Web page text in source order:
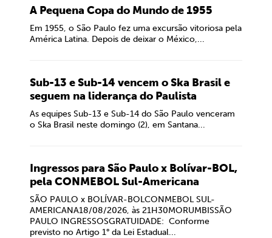
A Pequena Copa do Mundo de 1955
Em 1955, o São Paulo fez uma excursão vitoriosa pela
América Latina. Depois de deixar o México,...
Sub-13 e Sub-14 vencem o Ska Brasil e
seguem na liderança do Paulista
As equipes Sub-13 e Sub-14 do São Paulo venceram
o Ska Brasil neste domingo (2), em Santana...
Ingressos para São Paulo x Bolívar-BOL,
pela CONMEBOL Sul-Americana
SÃO PAULO x BOLÍVAR-BOLCONMEBOL SUL-
AMERICANA18/08/2026, às 21H30MORUMBISSÃO
PAULO INGRESSOSGRATUIDADE: Conforme
previsto no Artigo 1° da Lei Estadual...